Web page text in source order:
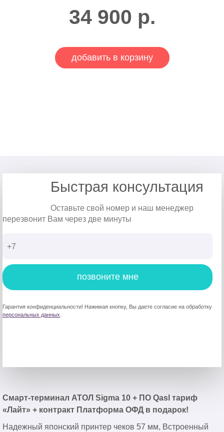
34 900 р.
добавить в корзину
Быстрая консультация
Оставьте свой номер и наш менеджер
перезвонит Вам через две минуты
позвоните мне
Гарантия конфиденциальности! Нажимая кнопку, Вы даете согласие на обработку
персональных данных
Смарт-терминал АТОЛ Sigma 10 + ПО Qasl тариф
«Лайт» + контракт Платформа ОФД в подарок!
Надежный японский принтер чеков 57 мм, Встроенный